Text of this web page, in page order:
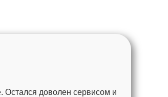
Остался доволен сервисом и